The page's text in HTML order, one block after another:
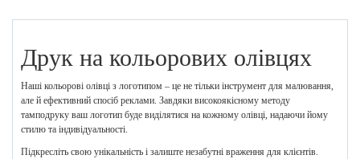
Друк на кольорових олівцях
Наші кольорові олівці з логотипом – це не тільки інструмент для малювання,
але й ефективний спосіб реклами. Завдяки високоякісному методу
тамподруку ваш логотип буде виділятися на кожному олівці, надаючи йому
стилю та індивідуальності.
Підкресліть свою унікальність і залиште незабутні враження для клієнтів.